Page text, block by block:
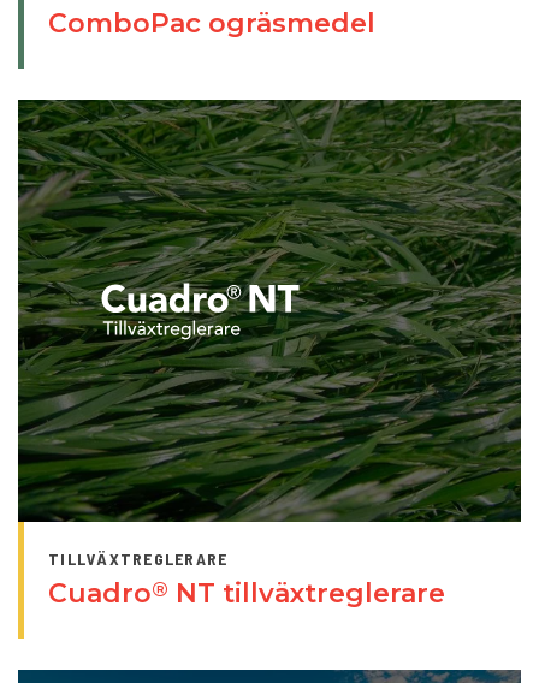
ComboPac ogräsmedel
TILLVÄXTREGLERARE
Cuadro® NT tillväxtreglerare